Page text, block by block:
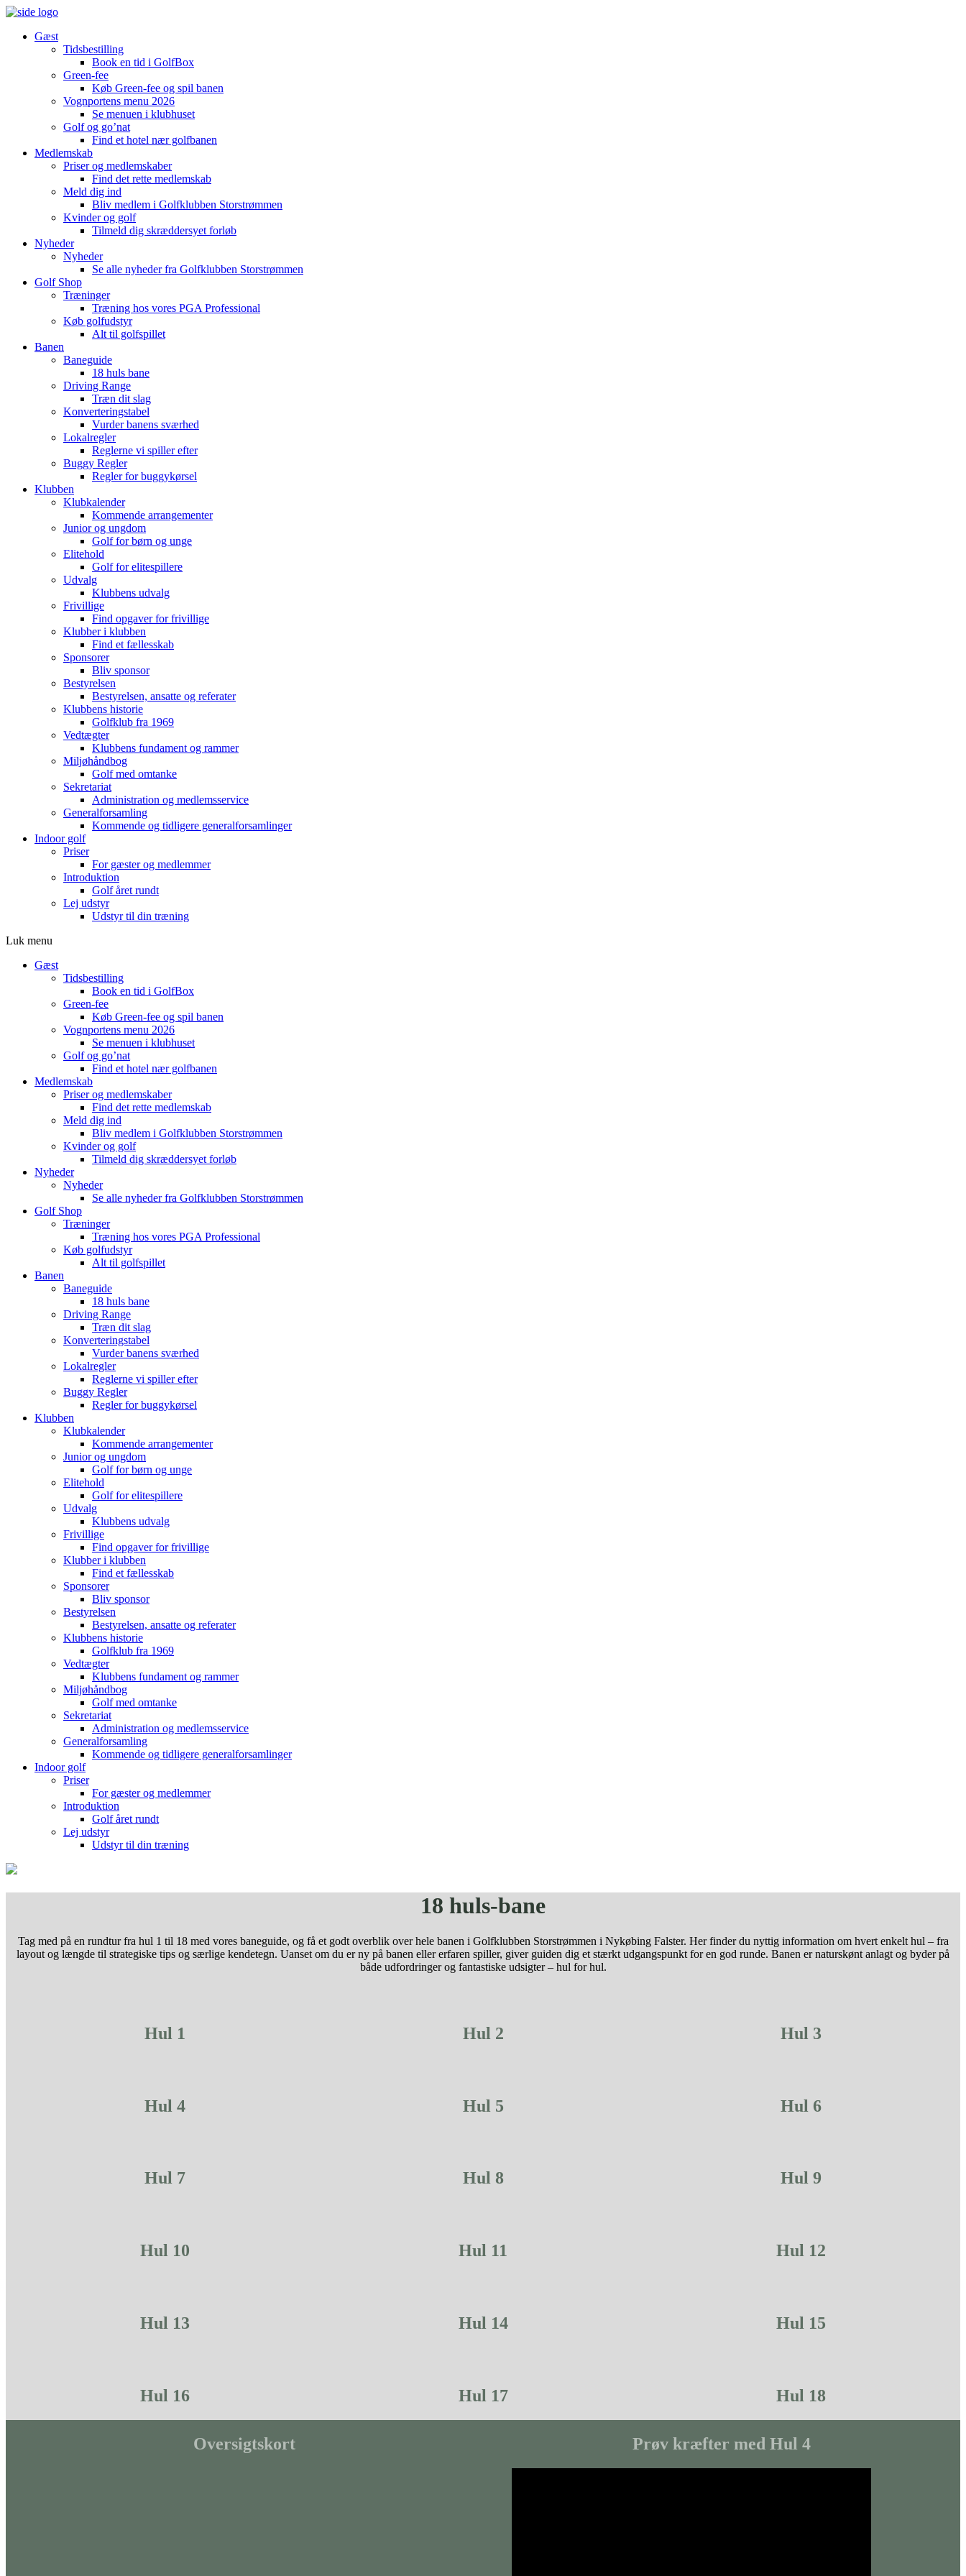
Gæst
Tidsbestilling
Book en tid i GolfBox
Green-fee
Køb Green-fee og spil banen
Vognportens menu 2026
Se menuen i klubhuset
Golf og go’nat
Find et hotel nær golfbanen
Medlemskab
Priser og medlemskaber
Find det rette medlemskab
Meld dig ind
Bliv medlem i Golfklubben Storstrømmen
Kvinder og golf
Tilmeld dig skræddersyet forløb
Nyheder
Nyheder
Se alle nyheder fra Golfklubben Storstrømmen
Golf Shop
Træninger
Træning hos vores PGA Professional
Køb golfudstyr
Alt til golfspillet
Banen
Baneguide
18 huls bane
Driving Range
Træn dit slag
Konverteringstabel
Vurder banens sværhed
Lokalregler
Reglerne vi spiller efter
Buggy Regler
Regler for buggykørsel
Klubben
Klubkalender
Kommende arrangementer
Junior og ungdom
Golf for børn og unge
Elitehold
Golf for elitespillere
Udvalg
Klubbens udvalg
Frivillige
Find opgaver for frivillige
Klubber i klubben
Find et fællesskab
Sponsorer
Bliv sponsor
Bestyrelsen
Bestyrelsen, ansatte og referater
Klubbens historie
Golfklub fra 1969
Vedtægter
Klubbens fundament og rammer
Miljøhåndbog
Golf med omtanke
Sekretariat
Administration og medlemsservice
Generalforsamling
Kommende og tidligere generalforsamlinger
Indoor golf
Priser
For gæster og medlemmer
Introduktion
Golf året rundt
Lej udstyr
Udstyr til din træning
Luk menu
Gæst
Tidsbestilling
Book en tid i GolfBox
Green-fee
Køb Green-fee og spil banen
Vognportens menu 2026
Se menuen i klubhuset
Golf og go’nat
Find et hotel nær golfbanen
Medlemskab
Priser og medlemskaber
Find det rette medlemskab
Meld dig ind
Bliv medlem i Golfklubben Storstrømmen
Kvinder og golf
Tilmeld dig skræddersyet forløb
Nyheder
Nyheder
Se alle nyheder fra Golfklubben Storstrømmen
Golf Shop
Træninger
Træning hos vores PGA Professional
Køb golfudstyr
Alt til golfspillet
Banen
Baneguide
18 huls bane
Driving Range
Træn dit slag
Konverteringstabel
Vurder banens sværhed
Lokalregler
Reglerne vi spiller efter
Buggy Regler
Regler for buggykørsel
Klubben
Klubkalender
Kommende arrangementer
Junior og ungdom
Golf for børn og unge
Elitehold
Golf for elitespillere
Udvalg
Klubbens udvalg
Frivillige
Find opgaver for frivillige
Klubber i klubben
Find et fællesskab
Sponsorer
Bliv sponsor
Bestyrelsen
Bestyrelsen, ansatte og referater
Klubbens historie
Golfklub fra 1969
Vedtægter
Klubbens fundament og rammer
Miljøhåndbog
Golf med omtanke
Sekretariat
Administration og medlemsservice
Generalforsamling
Kommende og tidligere generalforsamlinger
Indoor golf
Priser
For gæster og medlemmer
Introduktion
Golf året rundt
Lej udstyr
Udstyr til din træning
18 huls-bane
Tag med på en rundtur fra hul 1 til 18 med vores baneguide, og få et godt overblik over hele banen i Golfklubben Storstrømmen i Nykøbing Falster. Her finder du nyttig information om hvert enkelt hul – fra
layout og længde til strategiske tips og særlige kendetegn. Uanset om du er ny på banen eller erfaren spiller, giver guiden dig et stærkt udgangspunkt for en god runde. Banen er naturskønt anlagt og byder på
både udfordringer og fantastiske udsigter – hul for hul.
Hul 1 Hul 2 Hul 3
Hul 4 Hul 5 Hul 6
Hul 7 Hul 8 Hul 9
Hul 10 Hul 11 Hul 12
Hul 13 Hul 14 Hul 15
Hul 16 Hul 17 Hul 18
Oversigtskort Prøv kræfter med Hul 4